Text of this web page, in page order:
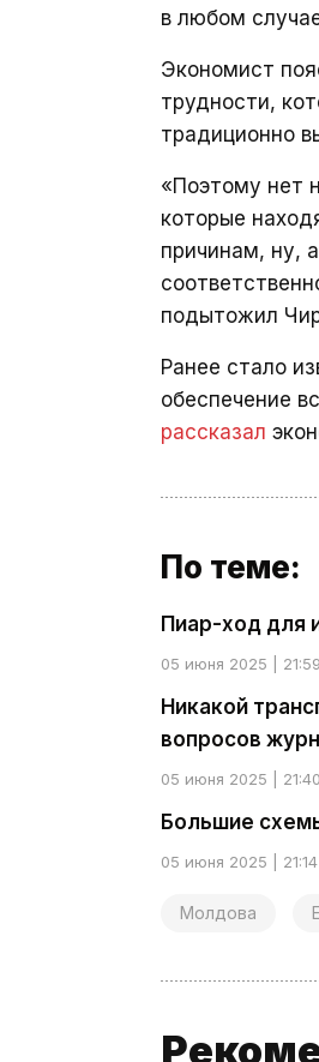
в любом
Экономист
трудности,
традиционно
«Поэтому нет
которые
причинам, ну,
подытожил
Ранее стало
обеспечение
рассказал
По теме:
Пиар-ход для
05 июня 2025 | 21:59
Никакой
вопросов
05 июня 2025 | 21:40
Большие
05 июня 2025 | 21:14
Молдова